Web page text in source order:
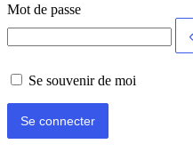
Mot de passe
Se souvenir de moi